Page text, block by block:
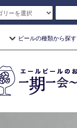
ビールの種類から探す